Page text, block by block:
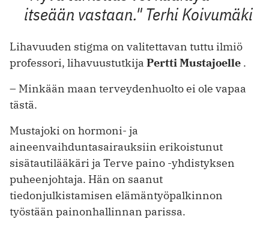
itseään vastaan."Terhi Koivumäki
Lihavuuden stigma on valitettavan tuttu ilmiö
professori, lihavuustutkija Pertti Mustajoelle .
– Minkään maan terveydenhuolto ei ole vapaa
tästä.
Mustajoki on hormoni- ja
aineenvaihduntasairauksiin erikoistunut
sisätautilääkäri ja Terve paino -yhdistyksen
puheenjohtaja. Hän on saanut
tiedonjulkistamisen elämäntyöpalkinnon
työstään painonhallinnan parissa.